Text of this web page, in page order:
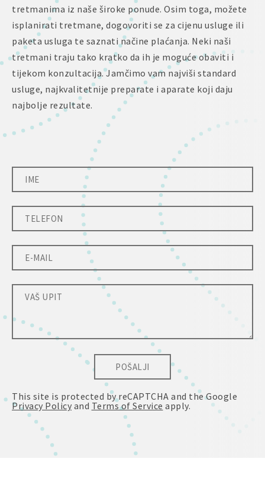
tretmanima iz naše široke ponude. Osim toga, možete
isplanirati tretmane, dogovoriti se za cijenu usluge ili
paketa usluga te saznati načine plaćanja. Neki naši
tretmani traju tako kratko da ih je moguće obaviti i
tijekom konzultacija. Jamčimo vam najviši standard
usluge, najkvalitetnije preparate i aparate koji daju
najbolje rezultate.
POŠALJI
This site is protected by reCAPTCHA and the Google
Privacy Policy and Terms of Service apply.